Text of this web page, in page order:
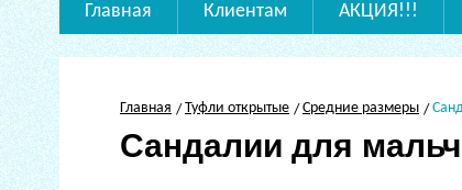
Главная Клиентам АКЦИЯ!!!
Главная Туфли открытые Средние размеры
Сандалии для